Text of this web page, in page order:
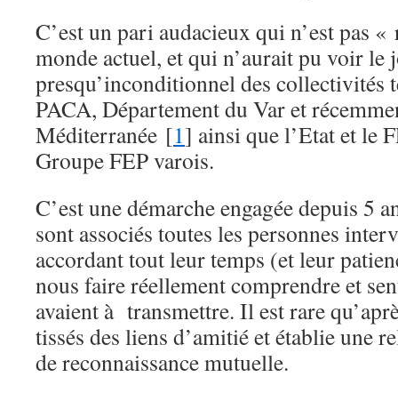
C’est un pari audacieux qui n’est pas
monde actuel, et qui n’aurait pu voir le
presqu’inconditionnel des
PACA, Département du Var et
Méditerranée [1] ainsi que l’Etat et le
Groupe FEP varois.
C’est une démarche engagée depuis 5
sont associés toutes les personnes
accordant tout leur temps (et leur
nous faire réellement comprendre et
avaient à transmettre. Il est rare
tissés des liens d’amitié et établie une
de reconnaissance mutuelle.